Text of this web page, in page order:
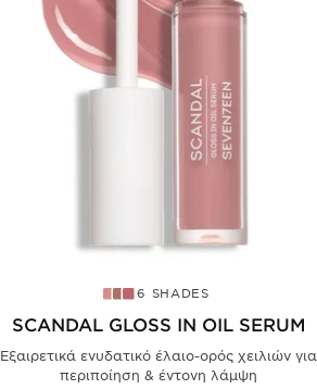
6 SHADES
SCANDAL GLOSS IN OIL SERUM
Εξαιρετικά ενυδατικό έλαιο-ορός χειλιών για
περιποίηση & έντονη λάμψη